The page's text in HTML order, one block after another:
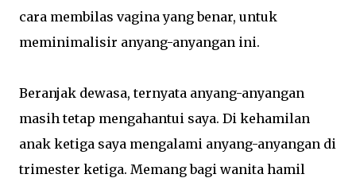
cara membilas vagina yang benar, untuk
meminimalisir anyang-anyangan ini.
Beranjak dewasa, ternyata anyang-anyangan
masih tetap mengahantui saya. Di kehamilan
anak ketiga saya mengalami anyang-anyangan di
trimester ketiga. Memang bagi wanita hamil